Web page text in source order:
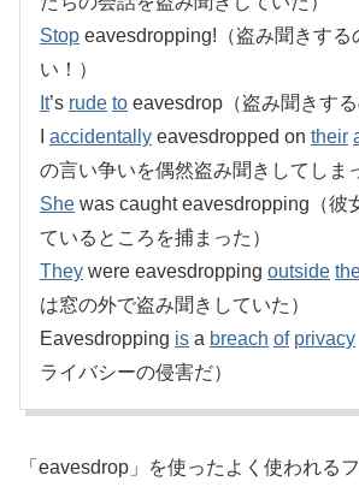
Stop eavesdropping!（盗み聞きする
い！）
It’s rude to eavesdrop（盗み聞きする
accidentally eavesdropped on their
の言い争いを偶然盗み聞きしてしま
She was caught eavesdropping（彼
ているところを捕まった）
They were eavesdropping outside
は窓の外で盗み聞きしていた）
Eavesdropping is a breach of privacy
ライバシーの侵害だ）
「eavesdrop」を使ったよく使われる